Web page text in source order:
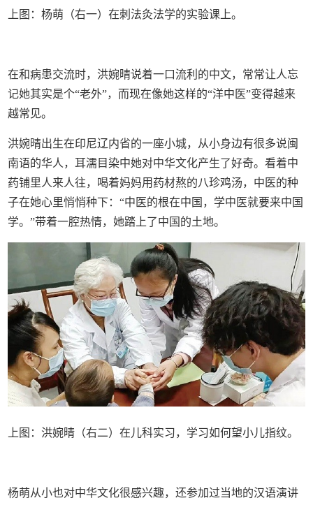
上图：杨萌（右一）在刺法灸法学的实验课上。
在和病患交流时，洪婉晴说着一口流利的中文，常常让人忘
记她其实是个“老外”，而现在像她这样的“洋中医”变得越来
越常见。
洪婉晴出生在印尼辽内省的一座小城，从小身边有很多说闽
南语的华人，耳濡目染中她对中华文化产生了好奇。看着中
药铺里人来人往，喝着妈妈用药材熬的八珍鸡汤，中医的种
子在她心里悄悄种下：“中医的根在中国，学中医就要来中国
学。”带着一腔热情，她踏上了中国的土地。
上图：洪婉晴（右二）在儿科实习，学习如何望小儿指纹。
杨萌从小也对中华文化很感兴趣，还参加过当地的汉语演讲